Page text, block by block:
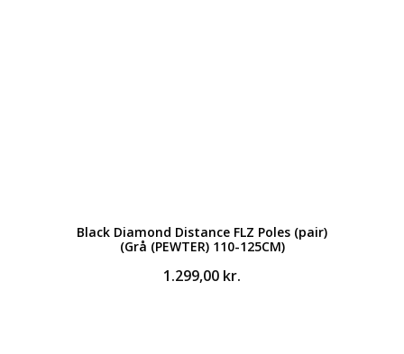
Black Diamond Distance FLZ Poles (pair)
(Grå (PEWTER) 110-125CM)
1.299,00 kr.